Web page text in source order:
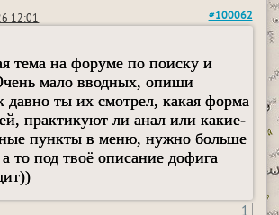
12:01 #100062
тема на форуме по поиску и
мало вводных, опиши
давно ты их смотрел, какая форма
практикуют ли анал или какие-
пункты в меню, нужно больше
то под твоё описание дофига
1